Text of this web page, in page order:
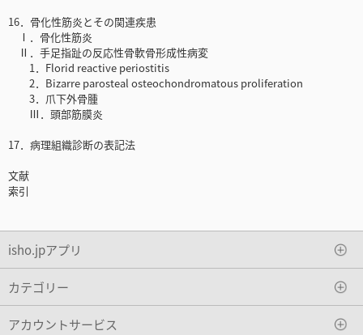
16．骨化性筋炎とその関連疾患
Ⅰ．骨化性筋炎
Ⅱ．手足指趾の反応性骨軟骨形成性病変
1．Florid reactive periostitis
2．Bizarre parosteal osteochondromatous proliferation
3．爪下外骨腫
Ⅲ．頭部筋膜炎
17．病理組織診断の表記法
文献
索引
isho.jpアプリ
カテゴリー
アカウントサービス